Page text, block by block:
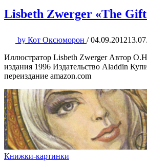
Lisbeth Zwerger «The
by Кот Оксюморон / 04.09.2012
Иллюстратор Lisbeth Zwerger Автор
издания 1996 Издательство Aladdin
переиздание amazon.com
Книжки-картинки